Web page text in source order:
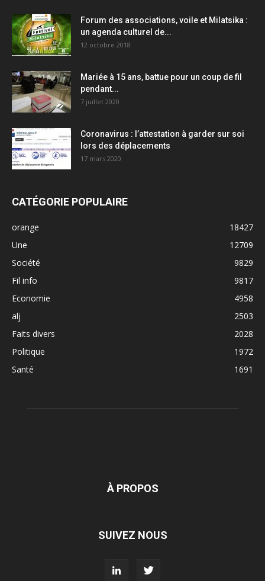
Forum des associations, voile et Milatsika :
un agenda culturel de...
12 octobre 2018
Mariée à 15 ans, battue pour un coup de fil
pendant...
7 juillet 2020
Coronavirus : l’attestation à garder sur soi
lors des déplacements
17 mars 2020
CATÉGORIE POPULAIRE
orange
18427
Une
12709
Société
9829
Fil info
9817
Economie
4958
alj
2503
Faits divers
2028
Politique
1972
Santé
1691
À PROPOS
SUIVEZ NOUS